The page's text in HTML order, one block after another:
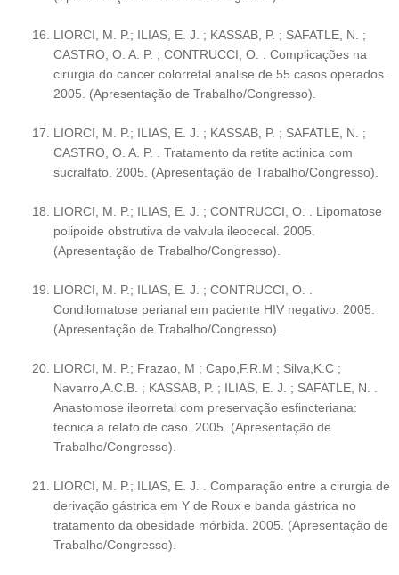
LIORCI, M. P.; ILIAS, E. J. ; KASSAB, P. ; SAFATLE, N. ;
CASTRO, O. A. P. ; CONTRUCCI, O. . Complicações na
cirurgia do cancer colorretal analise de 55 casos operados.
2005. (Apresentação de Trabalho/Congresso).
LIORCI, M. P.; ILIAS, E. J. ; KASSAB, P. ; SAFATLE, N. ;
CASTRO, O. A. P. . Tratamento da retite actinica com
sucralfato. 2005. (Apresentação de Trabalho/Congresso).
LIORCI, M. P.; ILIAS, E. J. ; CONTRUCCI, O. . Lipomatose
polipoide obstrutiva de valvula ileocecal. 2005.
(Apresentação de Trabalho/Congresso).
LIORCI, M. P.; ILIAS, E. J. ; CONTRUCCI, O. .
Condilomatose perianal em paciente HIV negativo. 2005.
(Apresentação de Trabalho/Congresso).
LIORCI, M. P.; Frazao, M ; Capo,F.R.M ; Silva,K.C ;
Navarro,A.C.B. ; KASSAB, P. ; ILIAS, E. J. ; SAFATLE, N. .
Anastomose ileorretal com preservação esfincteriana:
tecnica a relato de caso. 2005. (Apresentação de
Trabalho/Congresso).
LIORCI, M. P.; ILIAS, E. J. . Comparação entre a cirurgia de
derivação gástrica em Y de Roux e banda gástrica no
tratamento da obesidade mórbida. 2005. (Apresentação de
Trabalho/Congresso).